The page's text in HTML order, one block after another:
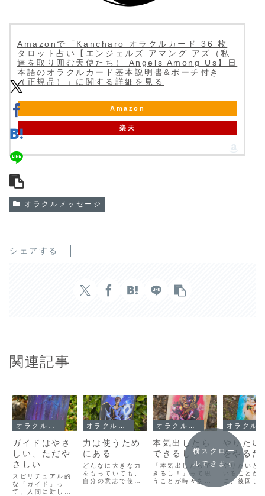
Amazonで「Kancharo オラクルカード 36 枚
タロット占い【エンジェルズ アマング アズ（私
達を取り囲む天使たち） Angels Among Us】日
本語のオラクルカード基本説明書&ポーチ付き
（正規品）」に関する詳細を見る
Amazon
楽天
オラクルメッセージ
シェアする
関連記事
オラクルメッセージ
ガイドはやさ
しい、ただや
さしい
スピリチュアル的
な「ガイド」っ
て、人間に対して
オラクルメッセージ
力は使うため
にある
どんなに大きな力
をもっていても、
自分の意志で使わ
オラクルメッセージ
本気出したら
できるし！
「本気出したらで
きるし！」って思
うことが時々あり
ました。今はそん
やりたい
をやるた
やりたいと
いることが
に、後回し
横スクロー
ルできます